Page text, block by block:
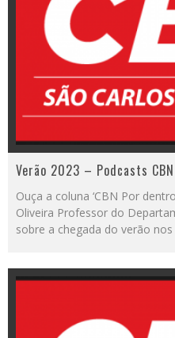
Verão 2023 – Podcasts CBN
Ouça a coluna ‘CBN Por
Oliveira Professor do
sobre a chegada do verão nos